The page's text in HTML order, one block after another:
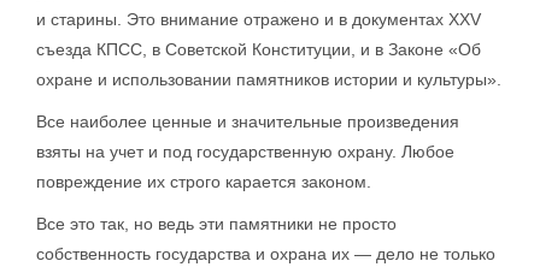
и старины. Это внимание отражено и в документах XXV
съезда КПСС, в Советской Конституции, и в Законе «Об
охране и использовании памятников истории и культуры».
Все наиболее ценные и значительные произведения
взяты на учет и под государственную охрану. Любое
повреждение их строго карается законом.
Все это так, но ведь эти памятники не просто
собственность государства и охрана их — дело не только